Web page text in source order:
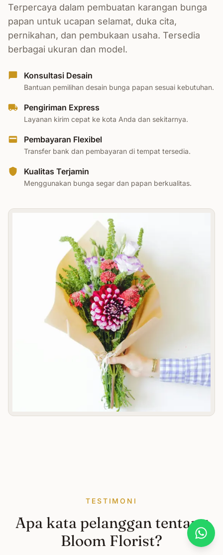
Terpercaya dalam pembuatan karangan bunga
papan untuk ucapan selamat, duka cita,
pernikahan, dan pembukaan usaha. Tersedia
berbagai ukuran dan model.
Konsultasi Desain
Bantuan pemilihan desain bunga papan sesuai kebutuhan.
Pengiriman Express
Layanan kirim cepat ke kota Anda dan sekitarnya.
Pembayaran Flexibel
Transfer bank dan pembayaran di tempat tersedia.
Kualitas Terjamin
Menggunakan bunga segar dan papan berkualitas.
TESTIMONI
Apa kata pelanggan tentang
Bloom Florist?